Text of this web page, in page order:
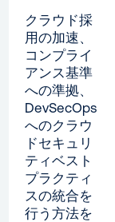
クラウド採
用の加速、
コンプライ
アンス基準
への準拠、
DevSecOps
へのクラウ
ドセキュリ
ティベスト
プラクティ
スの統合を
行う方法を